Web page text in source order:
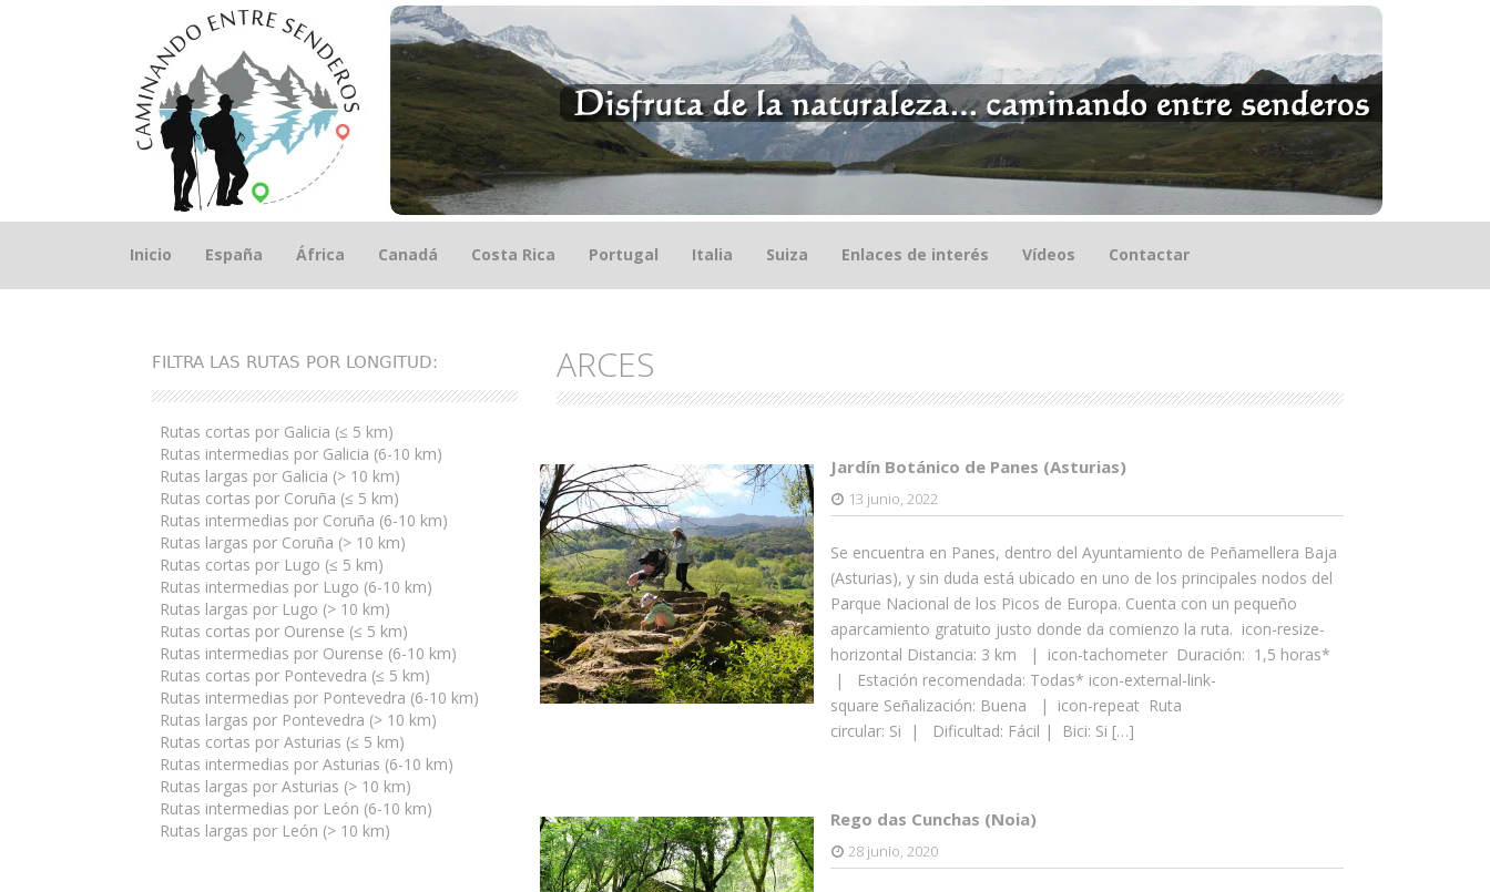
Saltar
Inicio España África Canadá Costa Rica Portugal Italia Suiza Enlaces de interés Vídeos Contactar
ARCES
Jardín Botánico de Panes (Asturias)
13 junio, 2022
Se encuentra en Panes, dentro del Ayuntamiento de Peñamellera Baja
(Asturias), y sin duda está ubicado en uno de los principales nodos del
Parque Nacional de los Picos de Europa. Cuenta con un pequeño
aparcamiento gratuito justo donde da comienzo la ruta. icon-resize-
horizontal Distancia: 3 km | icon-tachometer Duración: 1,5 horas*
| Estación recomendada: Todas* icon-external-link-
square Señalización: Buena | icon-repeat Ruta
circular: Si | Dificultad: Fácil | Bici: Si […]
Rego das Cunchas (Noia)
28 junio, 2020
FILTRA LAS RUTAS POR LONGITUD:
Rutas cortas por Galicia (≤ 5 km)
Rutas intermedias por Galicia (6-10 km)
Rutas largas por Galicia (> 10 km)
Rutas cortas por Coruña (≤ 5 km)
Rutas intermedias por Coruña (6-10 km)
Rutas largas por Coruña (> 10 km)
Rutas cortas por Lugo (≤ 5 km)
Rutas intermedias por Lugo (6-10 km)
Rutas largas por Lugo (> 10 km)
Rutas cortas por Ourense (≤ 5 km)
Rutas intermedias por Ourense (6-10 km)
Rutas cortas por Pontevedra (≤ 5 km)
Rutas intermedias por Pontevedra (6-10 km)
Rutas largas por Pontevedra (> 10 km)
Rutas cortas por Asturias (≤ 5 km)
Rutas intermedias por Asturias (6-10 km)
Rutas largas por Asturias (> 10 km)
Rutas intermedias por León (6-10 km)
Rutas largas por León (> 10 km)